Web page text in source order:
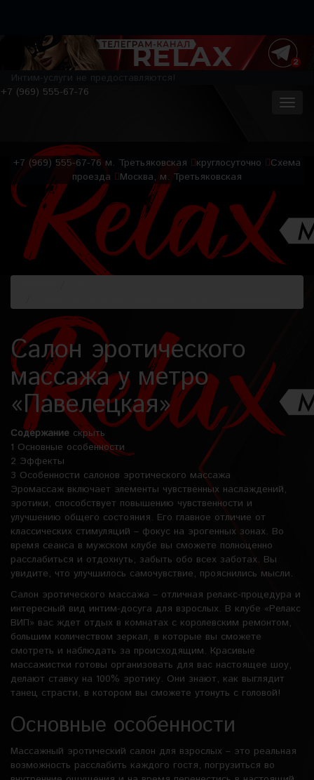
Интим-услуги не предоставляются!
+7 (969) 555-67-76
+7 (969) 555-67-76 м. Третьяковская круглосуточно
Схема
проезда
Москва, м. Третьяковская
Салон эротического
массажа у метро
«Павелецкая»
Содержание скрыть
1 Основные особенности
2 Эффекты
3 Особенности салонов эротического массажа
Эромассаж включает элементы чувственных наслаждений,
эротики, способствует повышению чувственности и
улучшению общего состояния. Его главное отличие от
классических стимуляций – фокус на эрогенных зонах. Во
время сеанса в мужском клубе вы сможете полноценно
расслабиться и отдохнуть, забыть обо всех заботах. Вы
увидите, что улучшилось самочувствие, прояснились мысли.
Салон эротического массажа – отличная релакс-процедура и
интересный вид интим-досуга для взрослых. В клубе «Релакс
ВИП» вас ждет отдых в комнатах с королевским ремонтом,
большим количеством зеркал, в которые вы сможете
смотреть и наблюдать за происходящим. Красивые
массажистки готовы организовать для вас настоящее шоу,
делают ставку на 100% эротику. Они знают, как выглядит
танец страсти, в котором вы сможете утонуть с головой!
Основные особенности
Массажный эротический салон для взрослых – это реальная
возможность расслабить каждого гостя, погрузиться во